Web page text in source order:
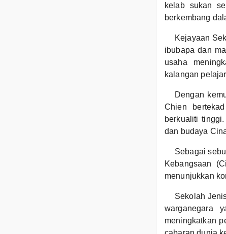
kelab sukan
berkembang
Kejayaan
ibubapa dan
usaha
kalangan
Dengan
Chien
berkualiti
dan budaya
Sebagai
Kebangsaan
menunjukkan
Sekolah
warganegara
meningkatkan